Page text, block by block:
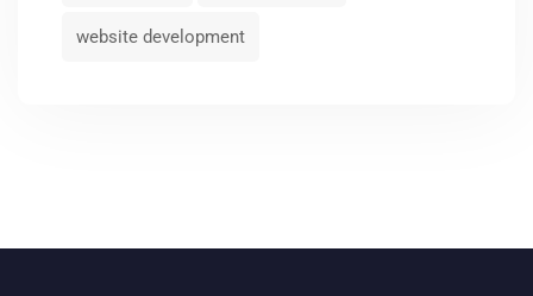
website development